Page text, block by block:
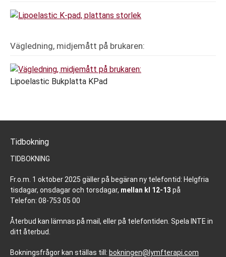
Vägledning, midjemått på brukaren:
Lipoelastic Bukplatta KPad
Tidbokning
TIDBOKNING
Fr.o.m. 1 oktober 2025 gäller på begäran ny telefontid: Helgfria
tisdagar, onsdagar och torsdagar, mellan kl 12-13 på
Telefon: 08-753 05 00
Återbud kan lämnas på mail, eller på telefontiden. Spela INTE in
ditt återbud.
Bokningsfrågor kan ställas till: bokningen@lymfterapi.com